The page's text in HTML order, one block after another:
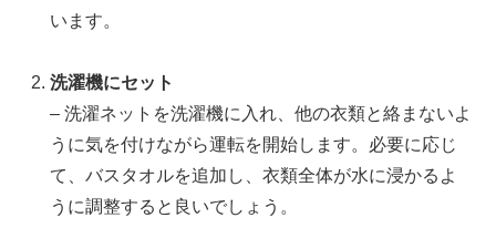
います。
洗濯機にセット
– 洗濯ネットを洗濯機に入れ、他の衣類と絡まないよ
うに気を付けながら運転を開始します。必要に応じ
て、バスタオルを追加し、衣類全体が水に浸かるよ
うに調整すると良いでしょう。